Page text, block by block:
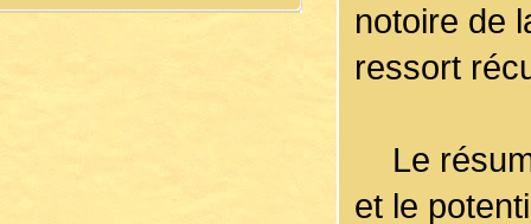
notoire de
ressort
Le
et le